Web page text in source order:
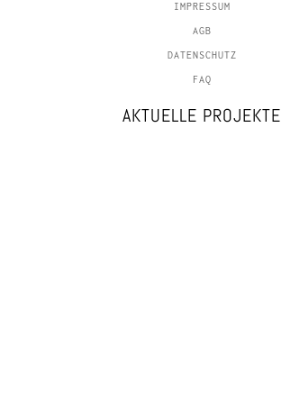
IMPRESSUM
AGB
DATENSCHUTZ
FAQ
AKTUELLE PROJEKTE